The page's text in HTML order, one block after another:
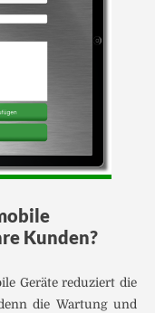
Kunden?
Geräte reduziert die
die Wartung und